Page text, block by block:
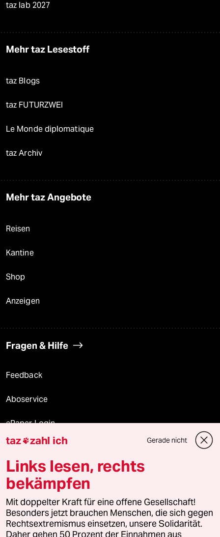
taz lab 2027
Mehr taz Lesestoff
taz Blogs
taz FUTURZWEI
Le Monde diplomatique
taz Archiv
Mehr taz Angebote
Reisen
Kantine
Shop
Anzeigen
Fragen & Hilfe
Feedback
Aboservice
ePaper Login
Downloads für Abonnierende
© 2026 taz Verlags und Vertriebs GmbH
Alle Rechte vorbehalten. Bei rechtlichen Fragen oder für Genehmigungen
wenden Sie sich bitte an
lizenzen@taz.de
taz zahl ich Gerade nicht
Links lesen, rechts
bekämpfen
Mit doppelter Kraft für eine offene Gesellschaft!
Besonders jetzt brauchen Menschen, die sich gegen
Rechtsextremismus einsetzen, unsere Solidarität.
Daher gehen 50 Prozent der Einnahmen aus